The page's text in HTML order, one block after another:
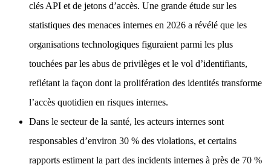
clés API et de jetons d’accès. Une grande étude sur les
statistiques des menaces internes en 2026 a révélé que les
organisations technologiques figuraient parmi les plus
touchées par les abus de privilèges et le vol d’identifiants,
reflétant la façon dont la prolifération des identités transforme
l’accès quotidien en risques internes.
Dans le secteur de la santé, les acteurs internes sont
responsables d’environ 30 % des violations, et certains
rapports estiment la part des incidents internes à près de 70 %